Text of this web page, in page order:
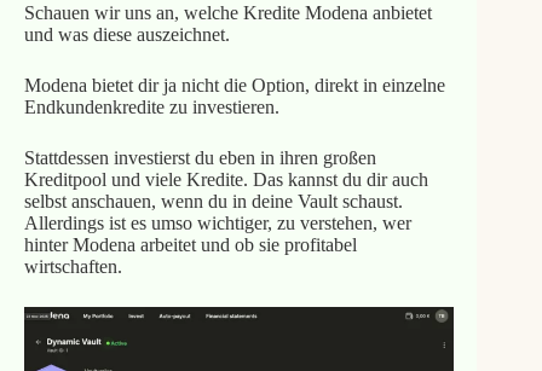
Schauen wir uns an, welche Kredite Modena anbietet
und was diese auszeichnet.
Modena bietet dir ja nicht die Option, direkt in einzelne
Endkundenkredite zu investieren.
Stattdessen investierst du eben in ihren großen
Kreditpool und viele Kredite. Das kannst du dir auch
selbst anschauen, wenn du in deine Vault schaust.
Allerdings ist es umso wichtiger, zu verstehen, wer
hinter Modena arbeitet und ob sie profitabel
wirtschaften.